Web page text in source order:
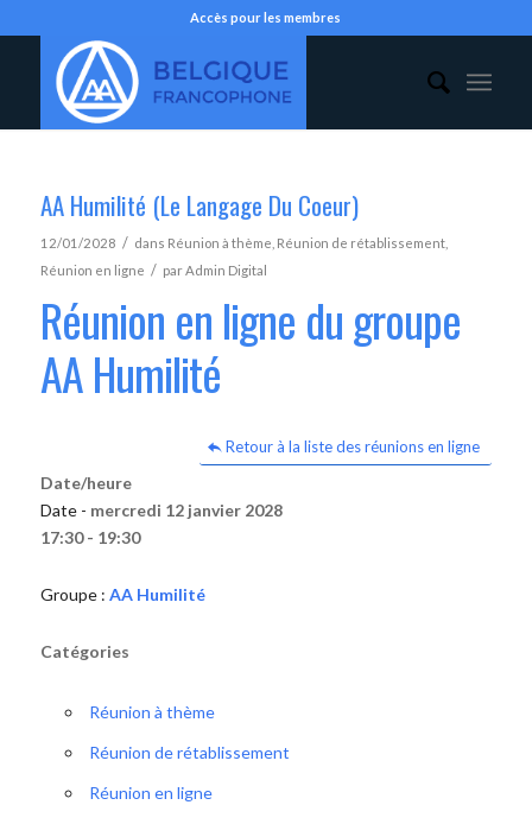
Accès pour les membres
AA Humilité (Le Langage Du Coeur)
12/01/2028 / dans Réunion à thème Réunion de rétablissement,
Réunion en ligne / parAdmin Digital
Réunion en ligne du groupe
AA Humilité
Retour à la liste des réunions en ligne
Date/heure
Date - mercredi 12 janvier 2028
17:30 - 19:30
Groupe : AA Humilité
Catégories
Réunion à thème
Réunion de rétablissement
Réunion en ligne